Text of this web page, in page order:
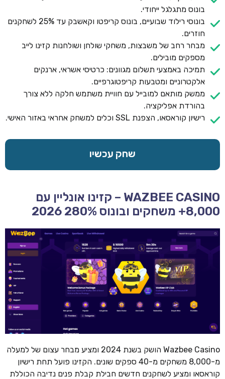
בונוס מתגלגל ייחודי.
בונוסי רילוד שבועיים, בונוס קריפטו וקאשבק עד 25% לשחקנים
חוזרים.
מבחר רחב של משבצות, משחקי שולחן ושולחנות קזינו לייב
מספקים מובילים.
תמיכה באמצעי תשלום מגוונים: כרטיסי אשראי, ארנקים
אלקטרוניים ומטבעות קריפטוגרפיים.
ממשק מותאם למובייל עם חוויית משתמש חלקה ללא צורך
בהורדת אפליקציה.
רישיון קוראסאו, הצפנת SSL וכלים למשחק אחראי באזור האישי.
שחק עכשיו
WAZBEE CASINO – קזינו אונליין עם
8,000+ משחקים ובונוס 280% 2026
Wazbee Casino הושק בשנת 2024 ומציע מבחר עצום של למעלה
מ-8,000 משחקים מ-40 ספקים שונים. הקזינו פועל תחת רישיון
קוראסאו ומציע לשחקנים חדשים חבילת קבלת פנים נדיבה הכוללת